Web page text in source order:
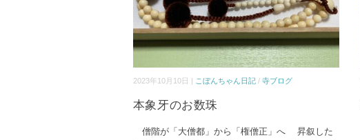
2023年10月10日 | こぼんちゃん日記/ 寺ブログ
本象牙のお数珠
僧階が「大僧都」から「権僧正」へ 昇叙した